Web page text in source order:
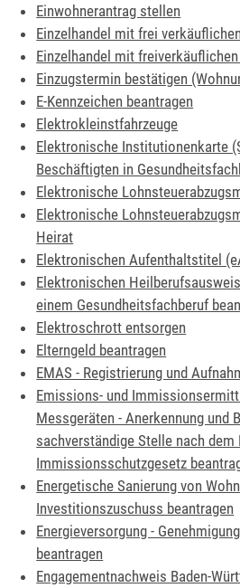
Einwohnerantrag stellen
Einzelhandel mit frei
Einzelhandel mit
Einzugstermin bestätigen
E-Kennzeichen beantragen
Elektrokleinstfahrzeuge
Elektronische Institutionenkarte
Beschäftigten in
Elektronische
Elektronische
Heirat
Elektronischen Aufenthaltstitel
Elektronischen
einem Gesundheitsfachberuf
Elektroschrott entsorgen
Elterngeld beantragen
EMAS - Registrierung und
Emissions- und
Messgeräten - Anerkennung und
sachverständige Stelle nach dem
Immissionsschutzgesetz
Energetische Sanierung von
Investitionszuschuss beantragen
Energieversorgung -
beantragen
Engagementnachweis Baden-